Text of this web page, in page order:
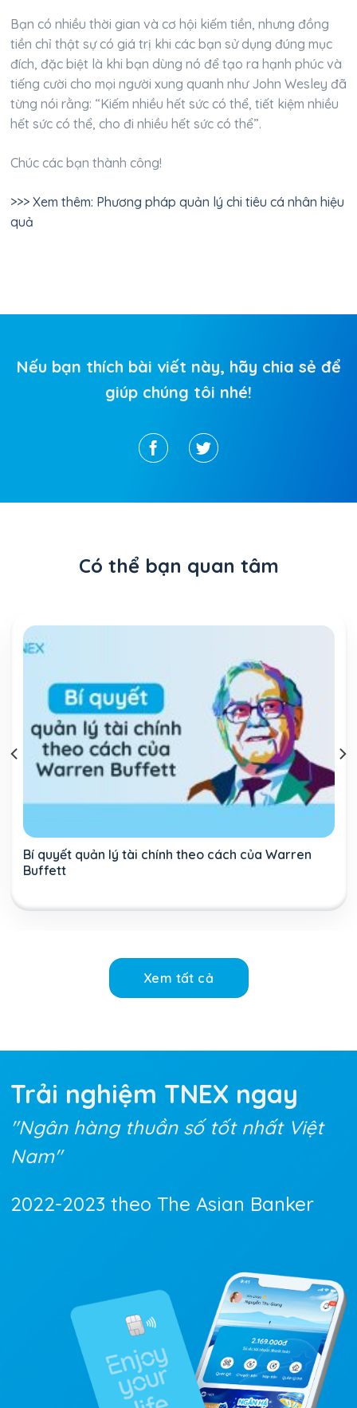
Bạn có nhiều thời gian và cơ hội kiếm tiền, nhưng đồng
tiền chỉ thật sự có giá trị khi các bạn sử dụng đúng mục
đích, đặc biệt là khi bạn dùng nó để tạo ra hạnh phúc và
tiếng cười cho mọi người xung quanh như John Wesley đã
từng nói rằng: “Kiếm nhiều hết sức có thể, tiết kiệm nhiều
hết sức có thể, cho đi nhiều hết sức có thể”.
Chúc các bạn thành công!
>>> Xem thêm: Phương pháp quản lý chi tiêu cá nhân hiệu
quả
Nếu bạn thích bài viết này, hãy chia sẻ để
giúp chúng tôi nhé!
Có thể bạn quan tâm
Bí quyết quản lý tài chính theo cách của Warren
Buffett
Xem tất cả
Trải nghiệm TNEX ngay
"Ngân hàng thuần số tốt nhất Việt
Nam"
2022-2023 theo The Asian Banker